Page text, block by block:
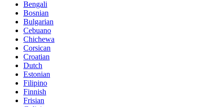
Bengali
Bosnian
Bulgarian
Cebuano
Chichewa
Corsican
Croatian
Dutch
Estonian
Filipino
Finnish
Frisian